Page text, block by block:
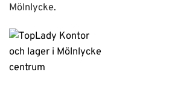
Mölnlycke.